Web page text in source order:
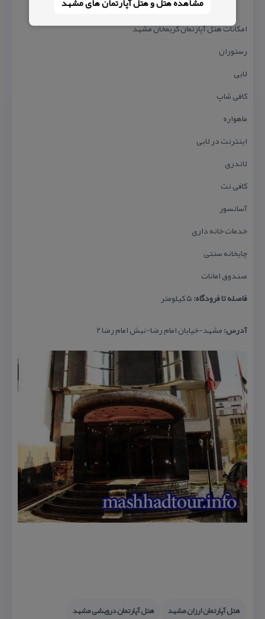
امكانات هتل آپارتمان كریمخان مشهد
رستوران
لابی
كافی شاپ
ماهواره
اینترنت در لابی
لاندری
كافی نت
آسانسور
خدمات خانه داری
چایخانه سنتی
صندوق امانات
فاصله تا فرودگاه:
آدرس:مشهد-خیابان امام رضا-نبش امام رضا ۲
هتل آپارتمان ارزان مشهد
هتل آپارتمان درویشی مشهد